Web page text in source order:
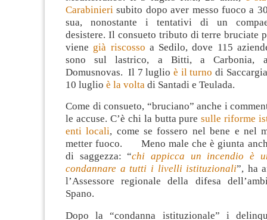
Carabinieri subito dopo aver messo fuoco a
sua, nonostante i tentativi di un
desistere. Il consueto tributo di terre bruciate
viene già riscosso a Sedilo, dove 115
sono sul lastrico, a Bitti, a Carbonia,
Domusnovas. Il 7 luglioè il turno di
10 luglio è la volta di Santadi e Teulada.
Come di consueto, “bruciano” anche i
le accuse. C’è chi la butta puresulle riforme
enti locali, come se fossero nel bene e nel
metter fuoco. Meno male che è giunta
di saggezza: “chi appicca un incendio è
condannare a tutti i livelli istituzionali”, ha
l’Assessore regionale della difesa
Spano.
Dopo la “condanna istituzionale” i